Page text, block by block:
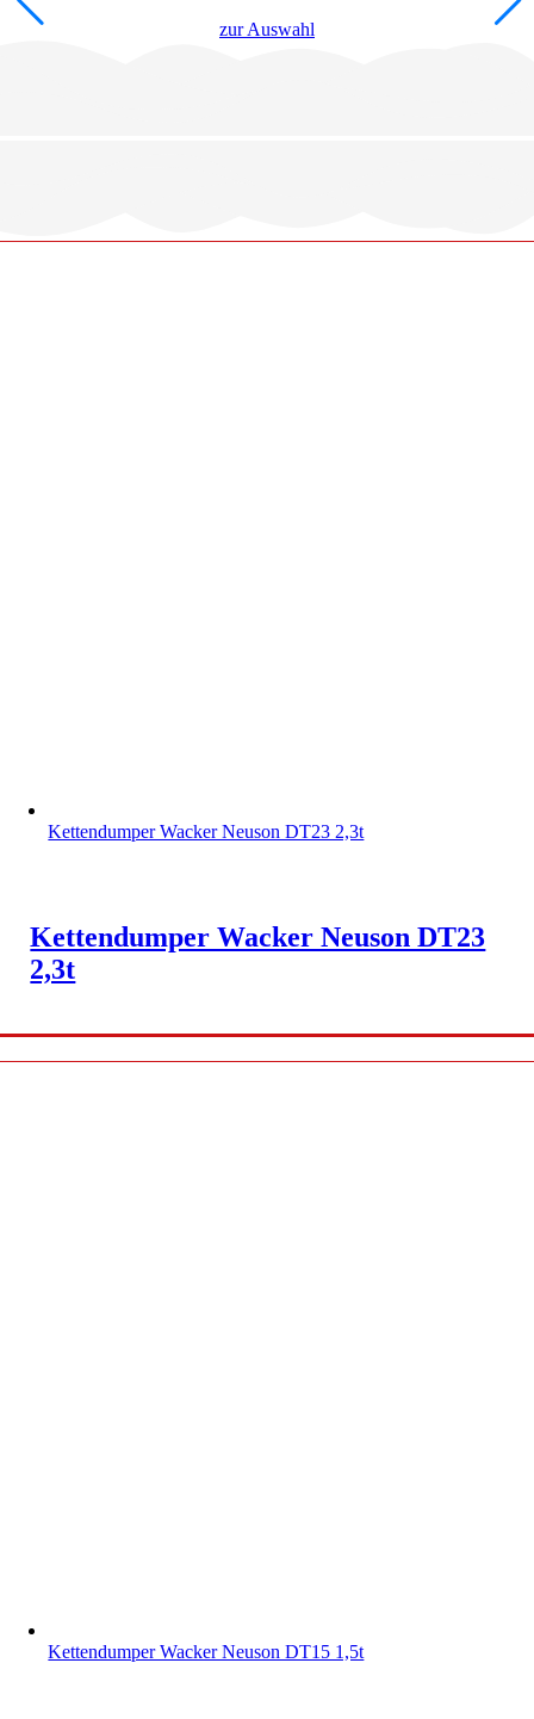
zur Auswahl
Kettendumper Wacker Neuson DT23 2,3t
Kettendumper Wacker Neuson DT23
2,3t
Kettendumper Wacker Neuson DT15 1,5t